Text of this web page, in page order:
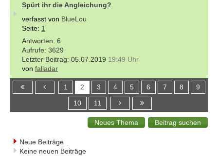
Spürt ihr die Angleichung?
verfasst von BlueLou
Seite: 1
6
3629
05.07.2019 19:49 Uhr
von falladar
1 2 3 4 5 6 7 8 9
10 11
Neue Beiträge
Keine neuen Beiträge